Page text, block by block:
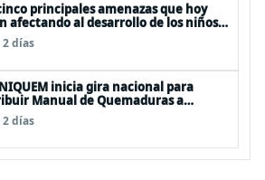
principales amenazas que hoy
afectando al desarrollo de los niños
2 días
inicia gira nacional para
Manual de Quemaduras a
de la salud
2 días